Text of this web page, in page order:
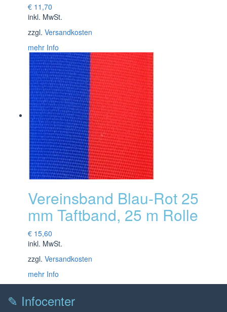
€ 11,70
inkl. MwSt.
zzgl. Versandkosten
mehr Info
Vereinsband Blau-Rot 25
mm Taftband, 25 m Rolle
€ 15,60
inkl. MwSt.
zzgl. Versandkosten
mehr Info
✎ Infocenter